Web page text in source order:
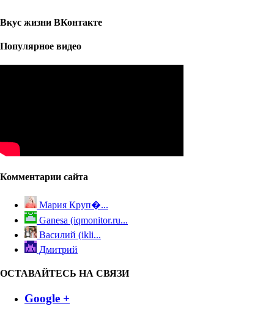
Вкус жизни ВКонтакте
Популярное видео
Комментарии сайта
Мария Круп�...
Ganesa (iqmonitor.ru...
Василий (ikli...
Дмитрий
ОСТАВАЙТЕСЬ НА СВЯЗИ
Google +